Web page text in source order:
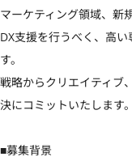
マーケティング領域、新
DX支援を行うべく、高
す。
戦略からクリエイティブ
決にコミットいたします。
■募集背景